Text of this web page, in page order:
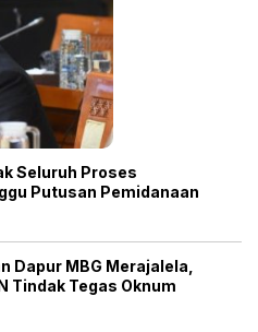
Seluruh Proses
Putusan Pemidanaan
Dapur MBG Merajalela,
Tindak Tegas Oknum